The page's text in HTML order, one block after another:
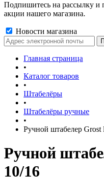
Подпишитесь на рассылку и
акции нашего магазина.
Новости магазина
Главная страница
•
Каталог товаров
•
Штабелёры
•
Штабелёры ручные
•
Ручной штабелер Grost
Ручной
10/16